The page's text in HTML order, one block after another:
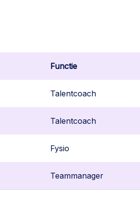
Functie
Talentcoach
Talentcoach
Fysio
Teammanager